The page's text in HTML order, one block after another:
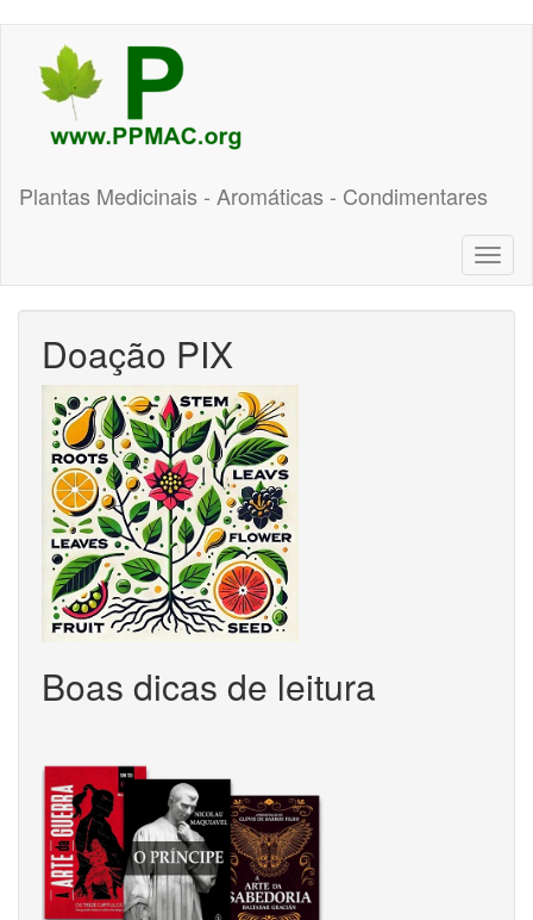
conteúdo
principal
Plantas Medicinais - Aromáticas - Condimentares
Doação PIX
Boas dicas de leitura